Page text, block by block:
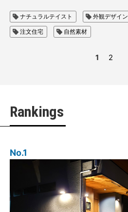
ナチュラルテイスト 外観デザイン
注文住宅 自然素材
1 2
Rankings
No.1